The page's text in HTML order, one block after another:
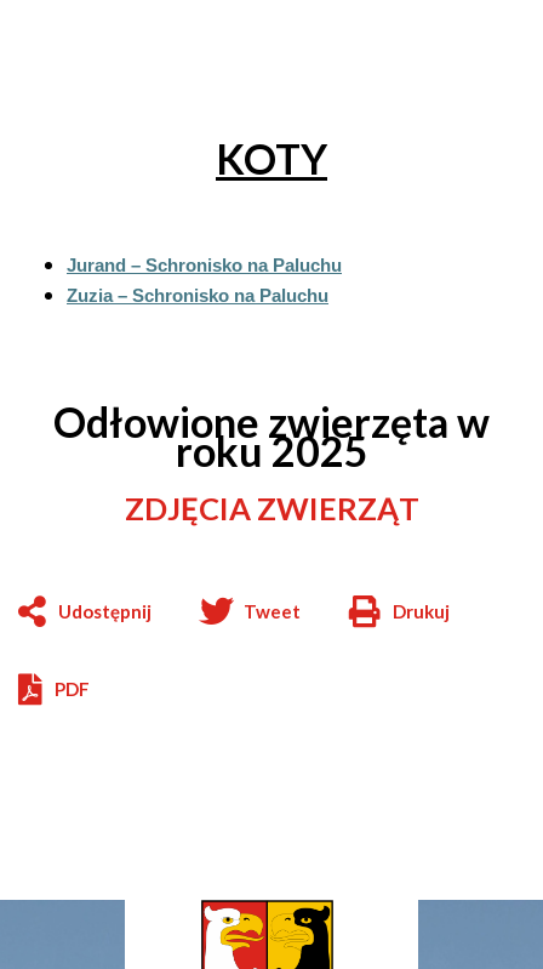
KOTY
Jurand – Schronisko na Paluchu
Zuzia – Schronisko na Paluchu
Odłowione zwierzęta w
roku 2025
ZDJĘCIA ZWIERZĄT
Udostępnij Tweet
Will
Drukuj
PDF